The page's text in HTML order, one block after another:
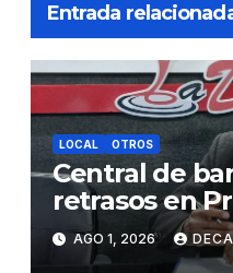
Entrada
LOCAL OTROS
Central de
retrasos en
de Agua y
Juliaca
AGO 1, 2026